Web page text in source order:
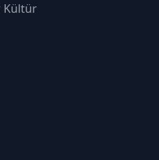
Kültür